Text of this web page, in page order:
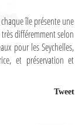
île présente une
différemment selon
pour les Seychelles,
et préservation et
Tweet